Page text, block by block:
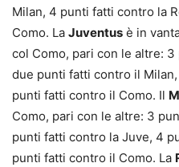
Milan, 4 punti fatti contro la
Como. La Juventus è in
col Como, pari con le altre:
due punti fatti contro il
punti fatti contro il Como. Il
Como, pari con le altre: 3
punti fatti contro la Juve, 4
punti fatti contro il Como. La